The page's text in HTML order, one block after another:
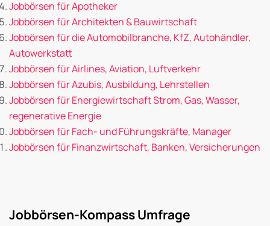
Jobbörsen für Apotheker
Jobbörsen für Architekten & Bauwirtschaft
Jobbörsen für die Automobilbranche, KfZ, Autohändler,
Autowerkstatt
Jobbörsen für Airlines, Aviation, Luftverkehr
Jobbörsen für Azubis, Ausbildung, Lehrstellen
Jobbörsen für Energiewirtschaft Strom, Gas, Wasser,
regenerative Energie
Jobbörsen für Fach- und Führungskräfte, Manager
Jobbörsen für Finanzwirtschaft, Banken, Versicherungen
Jobbörsen-Kompass Umfrage